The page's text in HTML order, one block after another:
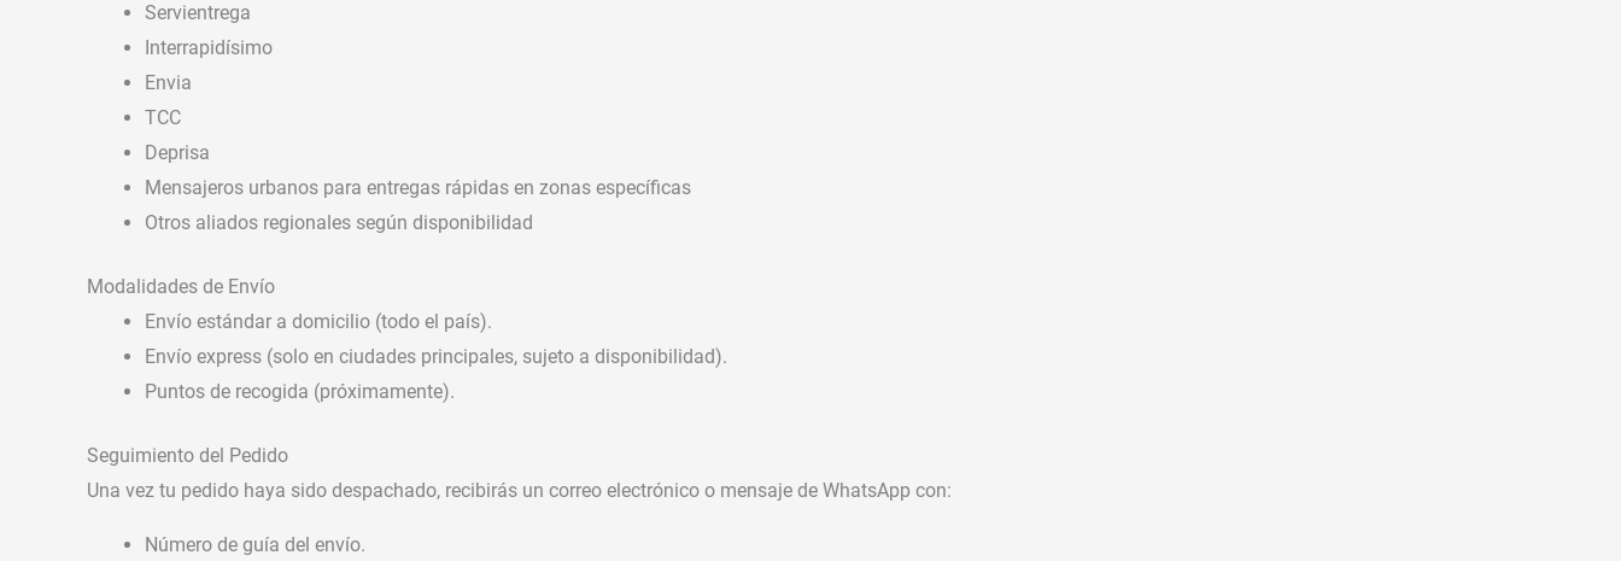
Servientrega
Interrapidísimo
Envia
TCC
Deprisa
Mensajeros urbanos para entregas rápidas en zonas específicas
Otros aliados regionales según disponibilidad
Modalidades de Envío
Envío estándar a domicilio (todo el país).
Envío express (solo en ciudades principales, sujeto a disponibilidad).
Puntos de recogida (próximamente).
Seguimiento del Pedido
Una vez tu pedido haya sido despachado, recibirás un correo electrónico o mensaje de WhatsApp con:
Número de guía del envío.